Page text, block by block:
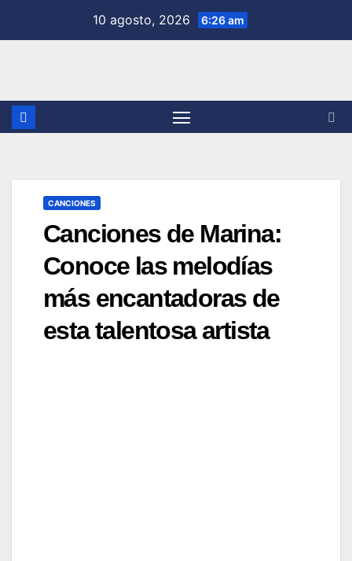
10 agosto, 2026 6:26 am
CANCIONES
Canciones de Marina:
Conoce las melodías
más encantadoras de
esta talentosa artista